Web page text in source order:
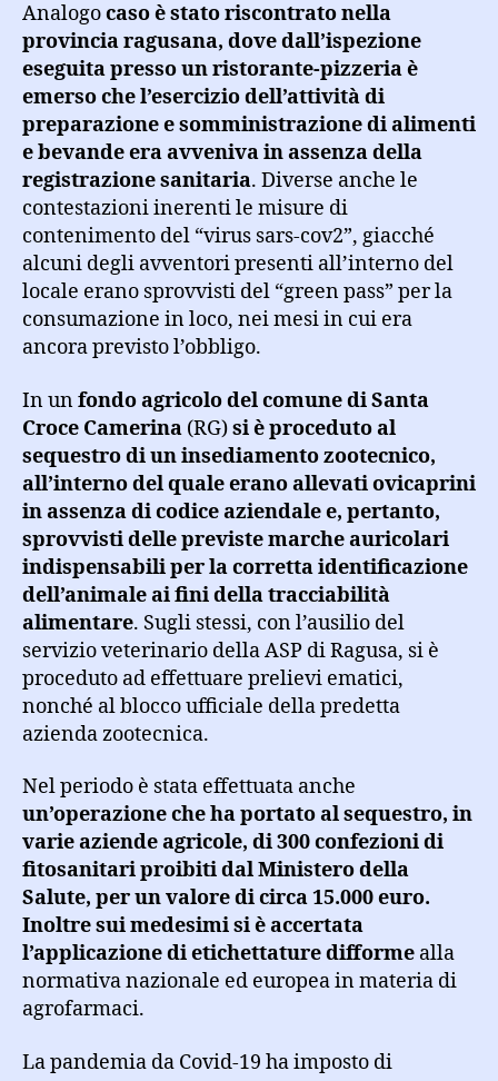
Analogocaso è stato riscontrato nella
provincia ragusana, dove dall’ispezione
eseguita presso un ristorante-pizzeria è
emerso che l’esercizio dell’attività di
preparazione e somministrazione di alimenti
e bevandeera avveniva in assenza della
registrazione sanitaria. Diverse anche le
contestazioni inerenti le misure di
contenimento del “virus sars-cov2”, giacché
alcuni degli avventori presenti all’interno del
locale erano sprovvisti del “green pass” per la
consumazione in loco, nei mesi in cui era
ancora previsto l’obbligo.
In unfondo agricolo del comune di Santa
Croce Camerina (RG)si è proceduto al
sequestro di un insediamento zootecnico,
all’interno del quale erano allevati ovicaprini
in assenza di codice aziendale e, pertanto,
sprovvisti delle previste marche auricolari
indispensabili per la corretta identificazione
dell’animale ai fini della tracciabilità
alimentare. Sugli stessi, con l’ausilio del
servizio veterinario della ASP di Ragusa, si è
proceduto ad effettuare prelievi ematici,
nonché al blocco ufficiale della predetta
azienda zootecnica.
Nel periodo è stata effettuata anche
un’operazione che ha portato al sequestro, in
varie aziende agricole, di 300 confezioni di
fitosanitari proibiti dal Ministero della
Salute, per un valore di circa 15.000 euro.
Inoltre sui medesimi si è accertata
l’applicazione di etichettature difforme alla
normativa nazionale ed europea in materia di
agrofarmaci.
La pandemia da Covid-19 ha imposto di